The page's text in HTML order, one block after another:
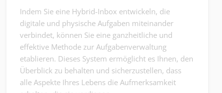
Indem Sie eine Hybrid-Inbox entwickeln, die
digitale und physische Aufgaben miteinander
verbindet, können Sie eine ganzheitliche und
effektive Methode zur Aufgabenverwaltung
etablieren. Dieses System ermöglicht es Ihnen, den
Überblick zu behalten und sicherzustellen, dass
alle Aspekte Ihres Lebens die Aufmerksamkeit